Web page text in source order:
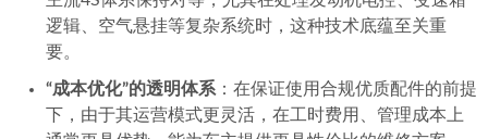
逻辑、空气悬挂等复杂系统时，这种技术底蕴至关重
要。
“成本优化”的透明体系 ：在保证使用合规优质配件的前提
下，由于其运营模式更灵活，在工时费用、管理成本上